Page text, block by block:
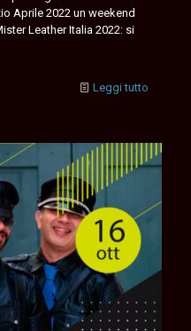
Aprile 2022 un weekend
Leather Italia 2022: si
Leggi tutto